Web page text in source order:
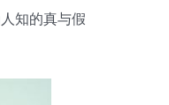
知的真与假